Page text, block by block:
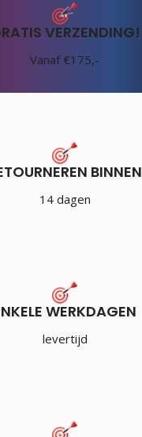
VERZENDING!
Vanaf €175,-
BINNEN
14 dagen
WERKDAGEN
levertijd